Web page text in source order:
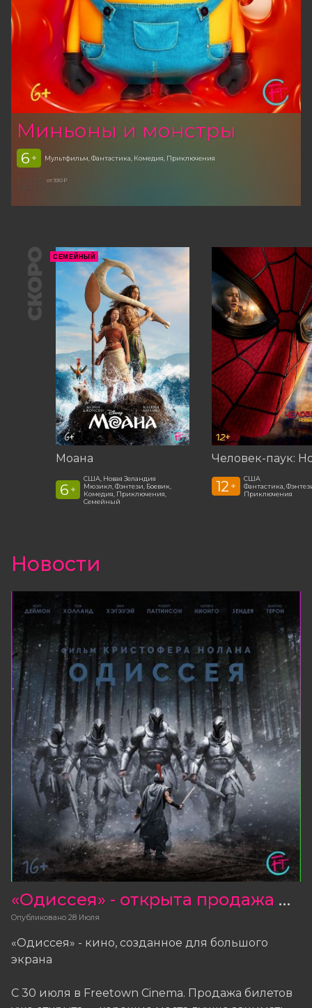
Миньоны и монстры
6 + Мультфильм, Фантастика, Комедия, Приключения
от 330 ₽
СКОРО СЕМЕЙНЫЙ
Моана
6 +
США, Новая Зеландия
Мюзикл, Фэнтези, Боевик,
Комедия, Приключения,
Семейный
12 +
США
Фантастика,
Приключения
«Одиссея» - открыта продажа билетов
Опубликовано 28 Июля
«Одиссея» - кино, созданное для большого
экрана
С 30 июля в Freetown Cinema. Продажа билетов